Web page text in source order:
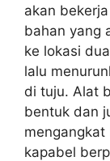
akan
bahan yang
ke lokasi
lalu
di tuju. Alat
bentuk dan
kapabel